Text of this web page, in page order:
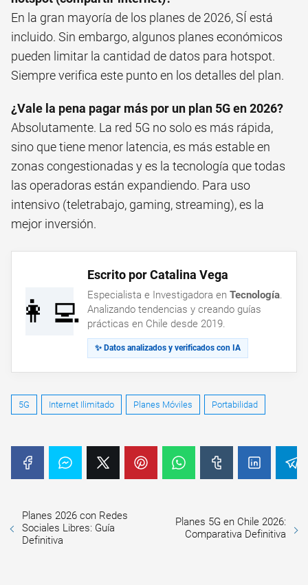
En la gran mayoría de los planes de 2026, SÍ está
incluido. Sin embargo, algunos planes económicos
pueden limitar la cantidad de datos para hotspot.
Siempre verifica este punto en los detalles del plan.
¿Vale la pena pagar más por un plan 5G en 2026?
Absolutamente. La red 5G no solo es más rápida,
sino que tiene menor latencia, es más estable en
zonas congestionadas y es la tecnología que todas
las operadoras están expandiendo. Para uso
intensivo (teletrabajo, gaming, streaming), es la
mejor inversión.
👩‍💻
Escrito por Catalina Vega
Especialista e Investigadora en Tecnología.
Analizando tendencias y creando guías
prácticas en Chile desde 2019.
✨ Datos analizados y verificados con IA
5G Internet Ilimitado Planes Móviles Portabilidad
Planes 2026 con Redes
Sociales Libres: Guía
Definitiva
Planes 5G en Chile 2026:
Comparativa Definitiva